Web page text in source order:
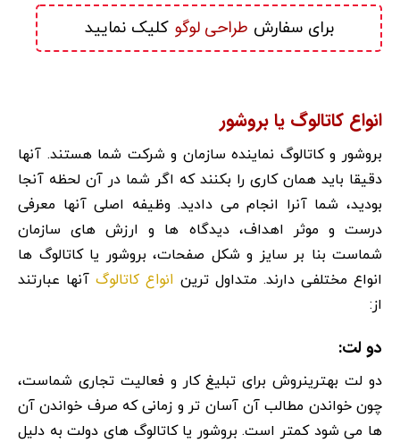
برای سفارش طراحی لوگو کلیک نمایید
انواع کاتالوگ یا بروشور
بروشور و کاتالوگ نماینده سازمان و شرکت شما هستند. آنها
دقیقا باید همان کاری را بکنند که اگر شما در آن لحظه آنجا
بودید، شما آنرا انجام می دادید. وظیفه اصلی آنها معرفی
درست و موثر اهداف، دیدگاه ها و ارزش های سازمان
شماست بنا بر سایز و شکل صفحات، بروشور یا کاتالوگ ها
انواع مختلفی دارند. متداول ترین انواع کاتالوگآنها عبارتند
از:
دو لت:
دو لت بهترینروش برای تبلیغ کار و فعالیت تجاری شماست،
چون خواندن مطالب آن آسان تر و زمانی که صرف خواندن آن
ها می شود کمتر است. بروشور یا کاتالوگ های دولت به دلیل